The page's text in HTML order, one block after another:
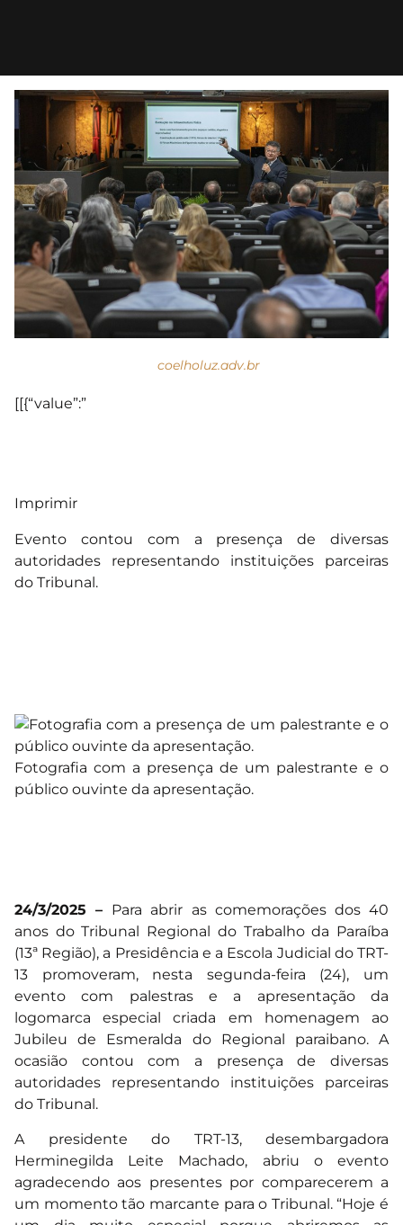
coelholuz.adv.br
[[{“value”:”
Imprimir
Evento contou com a presença de diversas
autoridades representando instituições parceiras
do Tribunal.
Fotografia com a presença de um palestrante e o
público ouvinte da apresentação.
24/3/2025 – Para abrir as comemorações dos 40
anos do Tribunal Regional do Trabalho da Paraíba
(13ª Região), a Presidência e a Escola Judicial do TRT-
13 promoveram, nesta segunda-feira (24), um
evento com palestras e a apresentação da
logomarca especial criada em homenagem ao
Jubileu de Esmeralda do Regional paraibano. A
ocasião contou com a presença de diversas
autoridades representando instituições parceiras
do Tribunal.
A presidente do TRT-13, desembargadora
Herminegilda Leite Machado, abriu o evento
agradecendo aos presentes por comparecerem a
um momento tão marcante para o Tribunal. “Hoje é